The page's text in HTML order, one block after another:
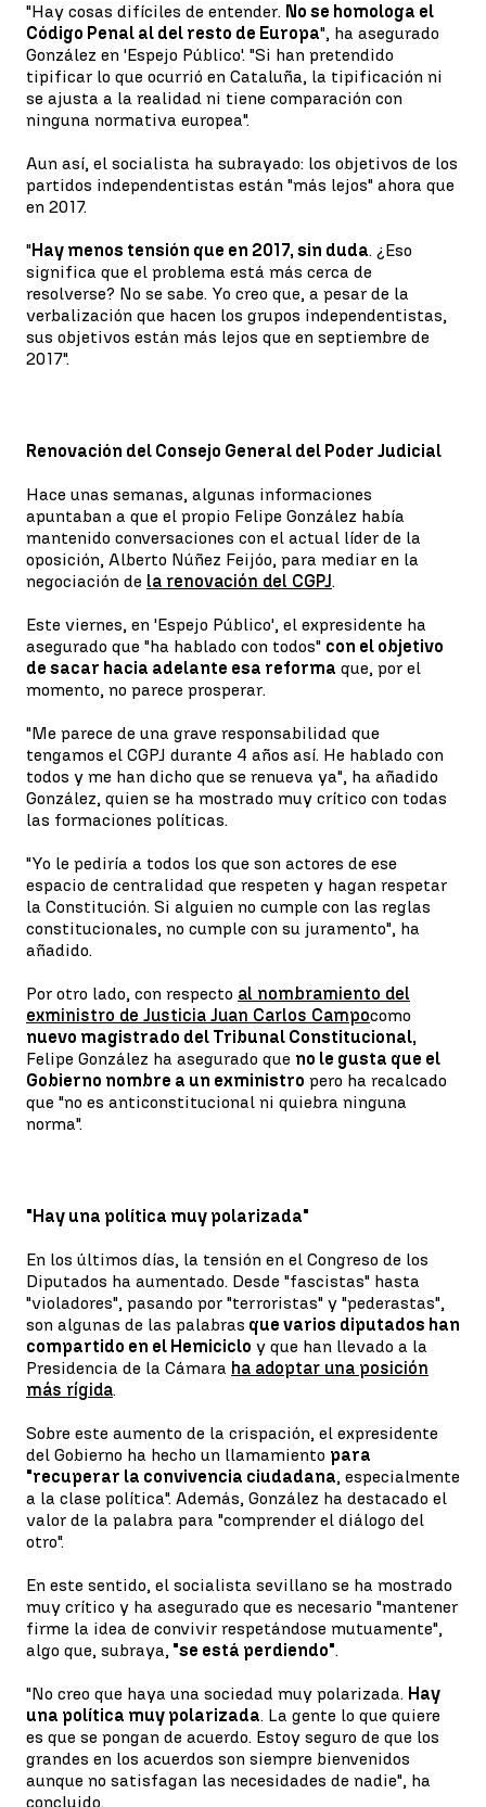
"Hay cosas difíciles de entender. No se homologa el
Código Penal al del resto de Europa", ha asegurado
González en 'Espejo Público'. "Si han pretendido
tipificar lo que ocurrió en Cataluña, la tipificación ni
se ajusta a la realidad ni tiene comparación con
ninguna normativa europea".
Aun así, el socialista ha subrayado: los objetivos de los
partidos independentistas están "más lejos" ahora que
en 2017.
"Hay menos tensión que en 2017, sin duda. ¿Eso
significa que el problema está más cerca de
resolverse? No se sabe. Yo creo que, a pesar de la
verbalización que hacen los grupos independentistas,
sus objetivos están más lejos que en septiembre de
2017".
Renovación del Consejo General del Poder Judicial
Hace unas semanas, algunas informaciones
apuntaban a que el propio Felipe González había
mantenido conversaciones con el actual líder de la
oposición, Alberto Núñez Feijóo, para mediar en la
negociación de la renovación del CGPJ.
Este viernes, en 'Espejo Público', el expresidente ha
asegurado que "ha hablado con todos" con el objetivo
de sacar hacia adelante esa reforma que, por el
momento, no parece prosperar.
"Me parece de una grave responsabilidad que
tengamos el CGPJ durante 4 años así. He hablado con
todos y me han dicho que se renueva ya", ha añadido
González, quien se ha mostrado muy crítico con todas
las formaciones políticas.
"Yo le pediría a todos los que son actores de ese
espacio de centralidad que respeten y hagan respetar
la Constitución. Si alguien no cumple con las reglas
constitucionales, no cumple con su juramento", ha
añadido.
Por otro lado, con respecto al nombramiento del
exministro de Justicia Juan Carlos Campocomo
nuevo magistrado del Tribunal Constitucional,
Felipe González ha asegurado que no le gusta que el
Gobierno nombre a un exministro pero ha recalcado
que "no es anticonstitucional ni quiebra ninguna
norma".
"Hay una política muy polarizada"
En los últimos días, la tensión en el Congreso de los
Diputados ha aumentado. Desde "fascistas" hasta
"violadores", pasando por "terroristas" y "pederastas",
son algunas de las palabras que varios diputados han
compartido en el Hemiciclo y que han llevado a la
Presidencia de la Cámara ha adoptar una posición
más rígida.
Sobre este aumento de la crispación, el expresidente
del Gobierno ha hecho un llamamiento para
"recuperar la convivencia ciudadana, especialmente
a la clase política". Además, González ha destacado el
valor de la palabra para "comprender el diálogo del
otro".
En este sentido, el socialista sevillano se ha mostrado
muy crítico y ha asegurado que es necesario "mantener
firme la idea de convivir respetándose mutuamente",
algo que, subraya, "se está perdiendo".
"No creo que haya una sociedad muy polarizada. Hay
una política muy polarizada. La gente lo que quiere
es que se pongan de acuerdo. Estoy seguro de que los
grandes en los acuerdos son siempre bienvenidos
aunque no satisfagan las necesidades de nadie", ha
concluido.